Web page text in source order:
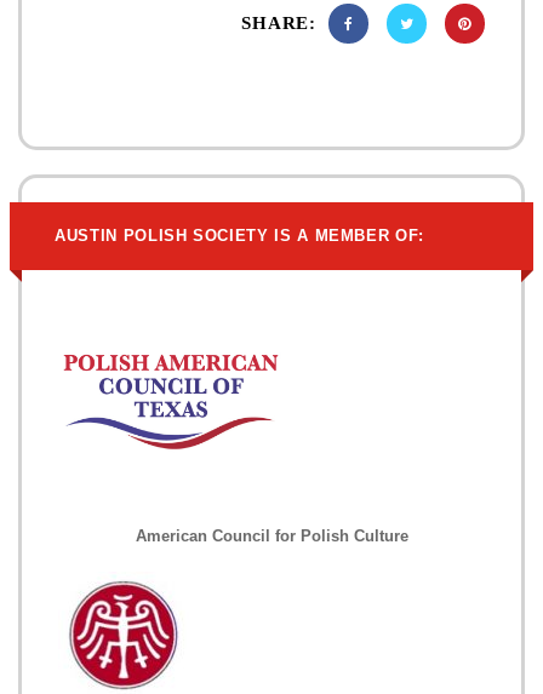
SHARE:
AUSTIN POLISH SOCIETY IS A MEMBER OF:
American Council for Polish Culture